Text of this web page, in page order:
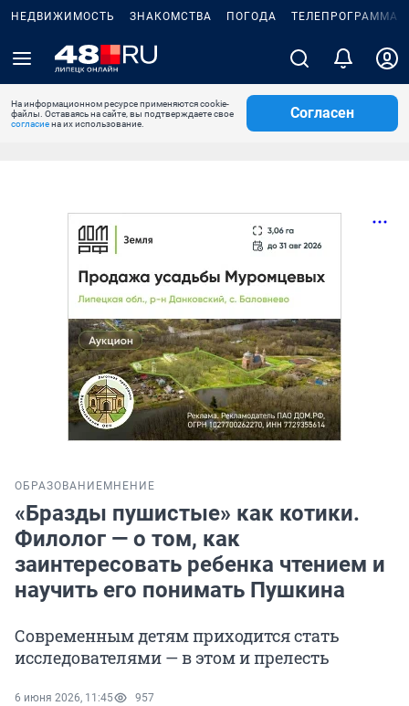
НЕДВИЖИМОСТЬ ЗНАКОМСТВА ПОГОДА ТЕЛЕПРОГРАММА
На информационном ресурсе применяются cookie-
файлы. Оставаясь на сайте, вы подтверждаете свое
согласиена их использование.
Согласен
ОБРАЗОВАНИЕ МНЕНИЕ
«Бразды пушистые» как котики.
Филолог — о том, как
заинтересовать ребенка чтением и
научить его понимать Пушкина
Современным детям приходится стать
исследователями — в этом и прелесть
6 июня 2026, 11:45 957